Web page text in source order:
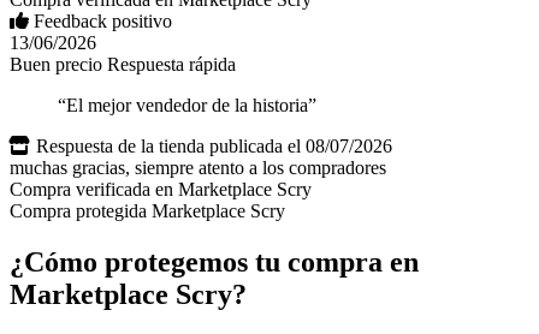
Feedback positivo
13/06/2026
Buen precio Respuesta rápida
“El mejor vendedor de la historia”
Respuesta de la tienda publicada el 08/07/2026
muchas gracias, siempre atento a los compradores
Compra verificada en Marketplace Scry
Compra protegida Marketplace Scry
¿Cómo protegemos tu compra en
Marketplace Scry?